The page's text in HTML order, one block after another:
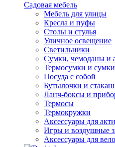
Садовая мебель
Мебель для улицы
Кресла и пуфы
Столы и стулья
Уличное освещение
Светильники
Сумки, чемоданы и
Термосумки и сумки
Посуда с собой
Бутылочки и
Ланч-боксы и
Термосы
Термокружки
Аксессуары для
Игры и воздушные
Аксессуары для